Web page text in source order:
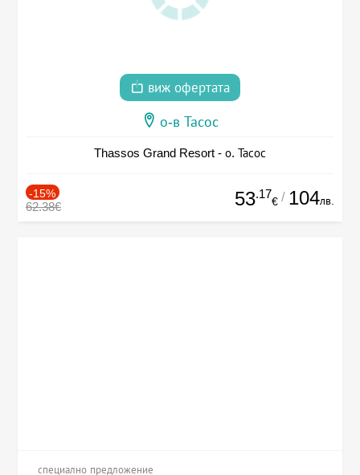
виж офертата
о-в Тасос
Thassos Grand Resort - о. Тасос
-15%
62.38€ 53.17
€ / 104лв.
специално предложение